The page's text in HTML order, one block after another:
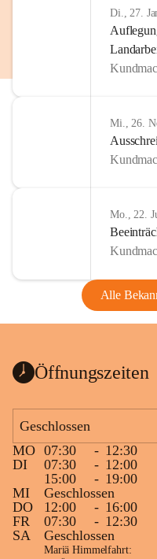
Di., 27.
Mi., 26.
Mo., 22.
Alle
Öffnungszeiten
Geschlossen
MO 07:30 - 12:30
DI
07:30 - 12:00
15:00
- 19:00
MI
Geschlossen
DO
12:00 - 16:00
FR
07:30 - 12:30
SA
Geschlossen
Mariä Himmelfahrt: